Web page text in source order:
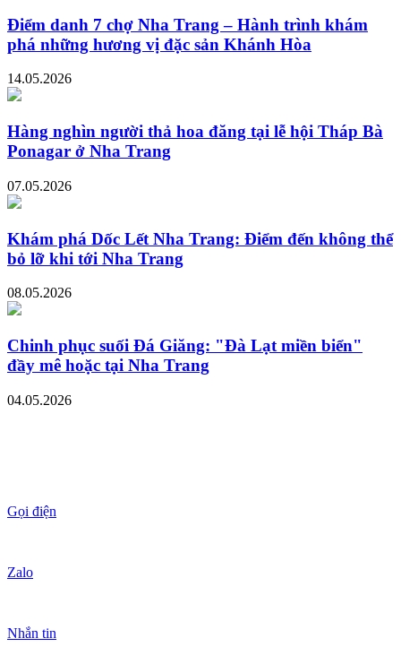
Điểm danh 7 chợ Nha Trang – Hành trình khám
phá những hương vị đặc sản Khánh Hòa
14.05.2026
Hàng nghìn người thả hoa đăng tại lễ hội Tháp Bà
Ponagar ở Nha Trang
07.05.2026
Khám phá Dốc Lết Nha Trang: Điểm đến không thể
bỏ lỡ khi tới Nha Trang
08.05.2026
Chinh phục suối Đá Giăng: "Đà Lạt miền biển"
đầy mê hoặc tại Nha Trang
04.05.2026
Gọi điện
Zalo
Nhắn tin